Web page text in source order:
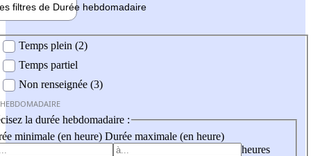
filtres de Durée hebdomadaire
Temps plein (2)
Temps partiel
Non renseignée (3)
la durée hebdomadaire :
minimale (en heure) Durée maximale (en heure)
heures